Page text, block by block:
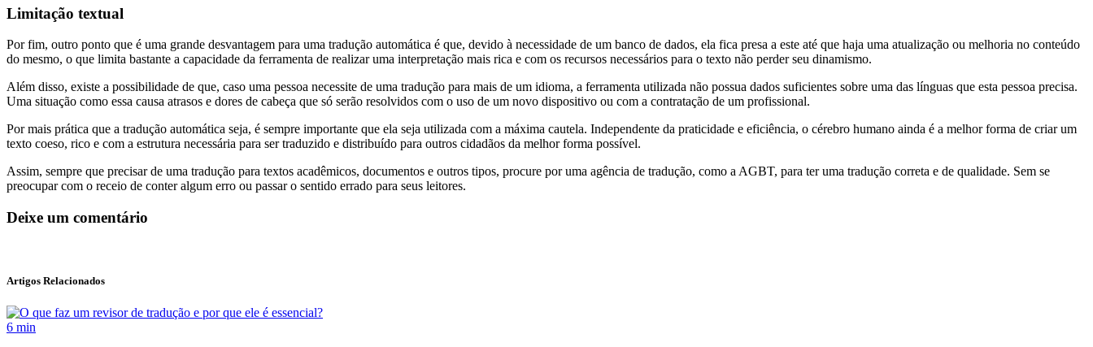
Limitação textual
Por fim, outro ponto que é uma grande desvantagem para uma tradução automática é que, devido à necessidade de um banco de dados, ela fica presa a este até que haja uma atualização ou melhoria no conteúdo
do mesmo, o que limita bastante a capacidade da ferramenta de realizar uma interpretação mais rica e com os recursos necessários para o texto não perder seu dinamismo.
Além disso, existe a possibilidade de que, caso uma pessoa necessite de uma tradução para mais de um idioma, a ferramenta utilizada não possua dados suficientes sobre uma das línguas que esta pessoa precisa.
Uma situação como essa causa atrasos e dores de cabeça que só serão resolvidos com o uso de um novo dispositivo ou com a contratação de um profissional.
Por mais prática que a tradução automática seja, é sempre importante que ela seja utilizada com a máxima cautela. Independente da praticidade e eficiência, o cérebro humano ainda é a melhor forma de criar um
texto coeso, rico e com a estrutura necessária para ser traduzido e distribuído para outros cidadãos da melhor forma possível.
Assim, sempre que precisar de uma tradução para textos acadêmicos, documentos e outros tipos, procure por uma agência de tradução, como a AGBT, para ter uma tradução correta e de qualidade. Sem se
preocupar com o receio de conter algum erro ou passar o sentido errado para seus leitores.
Deixe um comentário
Artigos Relacionados
6 min